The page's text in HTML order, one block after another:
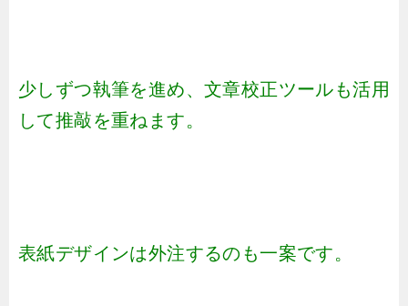
少しずつ執筆を進め、文章校正ツールも活用
して推敲を重ねます。
表紙デザインは外注するのも一案です。